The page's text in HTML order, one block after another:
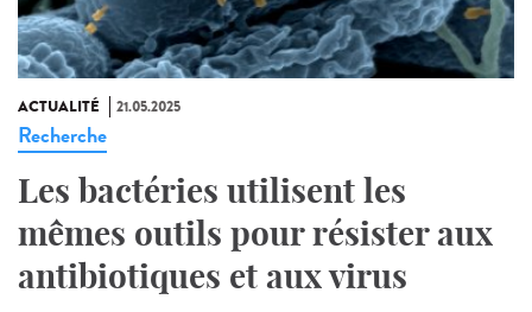
ACTUALITÉ 21.05.2025
Recherche
Les bactéries utilisent les
mêmes outils pour résister aux
antibiotiques et aux virus